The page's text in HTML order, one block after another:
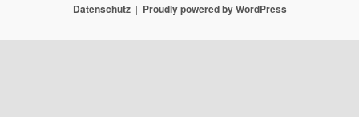
Datenschutz Proudly powered by WordPress